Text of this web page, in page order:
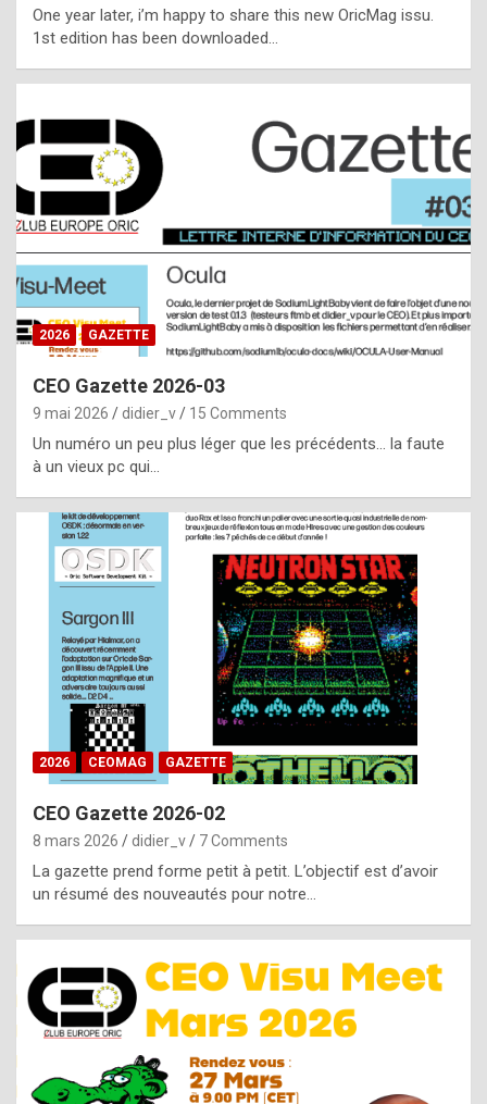
l
t
t
s
t
a
s
i
e
f
o
m
m
a
y
b
e
b
y
g
e
n
u
i
n
e
R
o
One year later, i’m happy to share this new OricMag issu.
1st edition has been downloaded…
2026 GAZETTE
CEO Gazette 2026-03
9 mai 2026 didier_v 15 Comments
Un numéro un peu plus léger que les précédents… la faute
à un vieux pc qui…
2026 CEOMAG GAZETTE
CEO Gazette 2026-02
8 mars 2026 didier_v 7 Comments
La gazette prend forme petit à petit. L’objectif est d’avoir
un résumé des nouveautés pour notre…